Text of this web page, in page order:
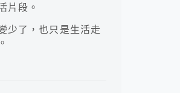
片段。
少了，也只是生活走